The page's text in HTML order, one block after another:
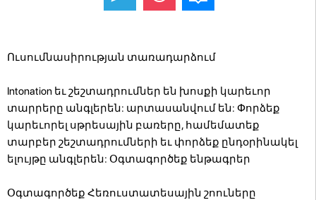
Ուսումնասիրության տառադարձում
Intonation եւ շեշտադրումներ են խոսքի կարեւոր
տարրերը անգլերեն: արտասանվում են: Փորձեք
կարեւորել սթրեսային բառերը, համեմատեք
տարբեր շեշտադրումների եւ փորձեք ընդօրինակել
ելույթը անգլերեն: Օգտագործեք ենթագրեր
Օգտագործեք Հեռուստատեսային շոուները